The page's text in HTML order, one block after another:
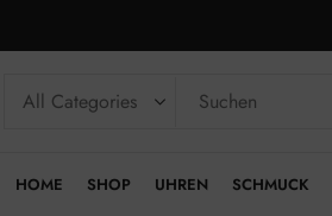
HOME SHOP UHREN SCHMUCK